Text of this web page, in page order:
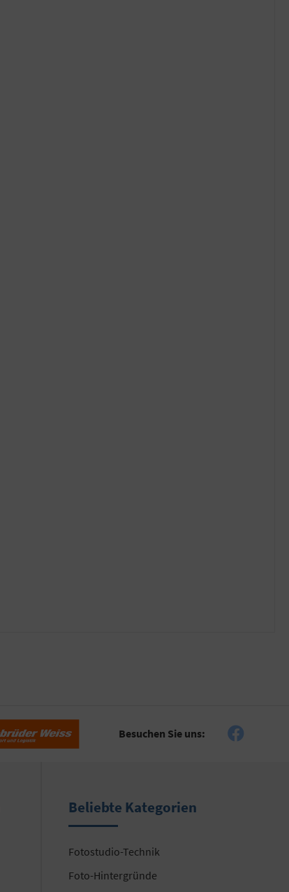
Besuchen Sie uns:
Beliebte Kategorien
Fotostudio-Technik
Foto-Hintergründe